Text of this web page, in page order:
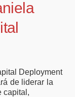
Deployment
de liderar la
capital,